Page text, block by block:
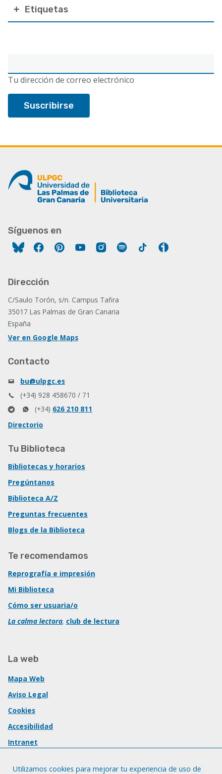
electrónico
Tu dirección de correo electrónico
Etiquetas
Síguenos en
FacebookPinterestYouTubeInstagram
Spotify Tiktok
Dirección
C/Saulo Torón, s/n. Campus Tafira
35017 Las Palmas de Gran Canaria
España
Ver en Google Maps
Contacto
bu@ulpgc.es
(+34) 928 458670 / 71
(+34) 626 210 811
Directorio
Tu Biblioteca
Bibliotecas y horarios
Pregúntanos
Biblioteca A/Z
Preguntas frecuentes
Blogs de la Biblioteca
Te recomendamos
Reprografía e impresión
Mi Biblioteca
Cómo ser usuaria/o
La calma lectora, club de lectura
La web
Mapa Web
Aviso Legal
Cookies
Accesibilidad
Intranet
Utilizamos cookies para mejorar tu experiencia de uso de